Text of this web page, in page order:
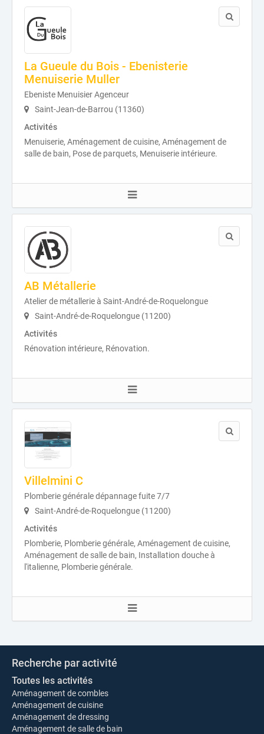
La Gueule du Bois - Ebenisterie
Menuiserie Muller
Ebeniste Menuisier Agenceur
Saint-Jean-de-Barrou (11360)
Activités
Menuiserie, Aménagement de cuisine, Aménagement de
salle de bain, Pose de parquets, Menuiserie intérieure.
AB Métallerie
Atelier de métallerie à Saint-André-de-Roquelongue
Saint-André-de-Roquelongue (11200)
Activités
Rénovation intérieure, Rénovation.
Villelmini C
Plomberie générale dépannage fuite 7/7
Saint-André-de-Roquelongue (11200)
Activités
Plomberie, Plomberie générale, Aménagement de cuisine,
Aménagement de salle de bain, Installation douche à
l'italienne, Plomberie générale.
Recherche par activité
Toutes les activités
Aménagement de combles
Aménagement de cuisine
Aménagement de dressing
Aménagement de salle de bain